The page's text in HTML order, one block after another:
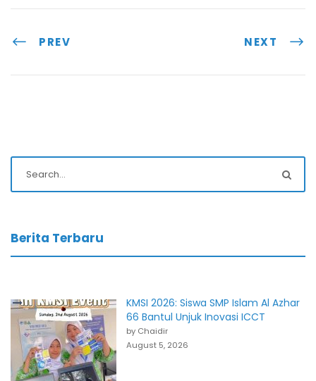
PREV NEXT
Berita Terbaru
KMSI 2026: Siswa SMP Islam Al Azhar
66 Bantul Unjuk Inovasi ICCT
by Chaidir
August 5, 2026